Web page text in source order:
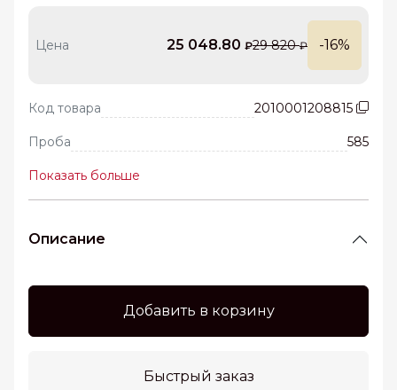
Цена 25 048.80 ₽29 820₽ -16%
Код товара 2010001208815
Проба 585
Показать больше
Описание
Добавить в корзину
Быстрый заказ